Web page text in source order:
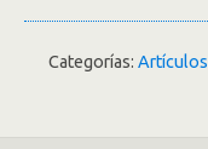
Categorías: Artículos